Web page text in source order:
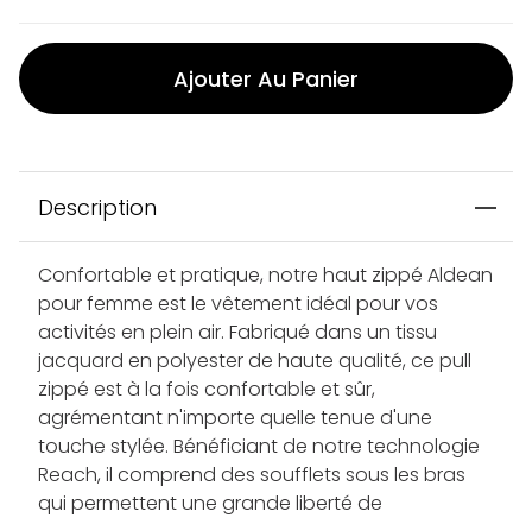
Ajouter Au Panier
Description
Confortable et pratique, notre haut zippé Aldean
pour femme est le vêtement idéal pour vos
activités en plein air. Fabriqué dans un tissu
jacquard en polyester de haute qualité, ce pull
zippé est à la fois confortable et sûr,
agrémentant n'importe quelle tenue d'une
touche stylée. Bénéficiant de notre technologie
Reach, il comprend des soufflets sous les bras
qui permettent une grande liberté de